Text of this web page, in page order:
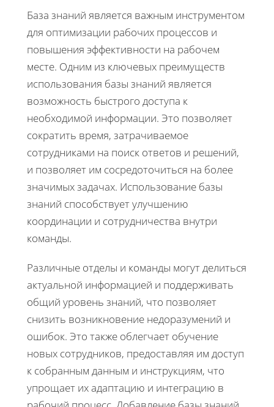
База знаний является важным инструментом
для оптимизации рабочих процессов и
повышения эффективности на рабочем
месте. Одним из ключевых преимуществ
использования базы знаний является
возможность быстрого доступа к
необходимой информации. Это позволяет
сократить время, затрачиваемое
сотрудниками на поиск ответов и решений,
и позволяет им сосредоточиться на более
значимых задачах. Использование базы
знаний способствует улучшению
координации и сотрудничества внутри
команды.
Различные отделы и команды могут делиться
актуальной информацией и поддерживать
общий уровень знаний, что позволяет
снизить возникновение недоразумений и
ошибок. Это также облегчает обучение
новых сотрудников, предоставляя им доступ
к собранным данным и инструкциям, что
упрощает их адаптацию и интеграцию в